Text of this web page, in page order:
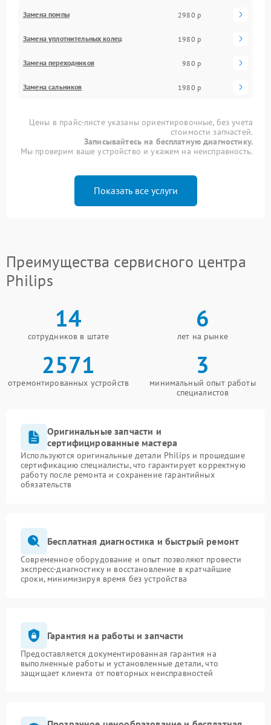
Замена помпы 2980 р
Замена уплотнительных колец 1980 р
Замена переходников 980 р
Замена сальников 1980 р
Цены в прайс-листе указаны ориентировочные, без учета
стоимости запчастей.
Записывайтесь на бесплатную диагностику.
Мы проверим ваше устройство и укажем на неисправность.
Показать все услуги
Преимущества сервисного центра
Philips
14
сотрудников в штате
6
лет на рынке
2571
отремонтированных устройств
3
минимальный опыт работы
специалистов
Оригинальные запчасти и
сертифицированные мастера
Используются оригинальные детали Philips и прошедшие
сертификацию специалисты, что гарантирует корректную
работу после ремонта и сохранение гарантийных
обязательств
Бесплатная диагностика и быстрый ремонт
Современное оборудование и опыт позволяют провести
экспресс-диагностику и восстановление в кратчайшие
сроки, минимизируя время без устройства
Гарантия на работы и запчасти
Предоставляется документированная гарантия на
выполненные работы и установленные детали, что
защищает клиента от повторных неисправностей